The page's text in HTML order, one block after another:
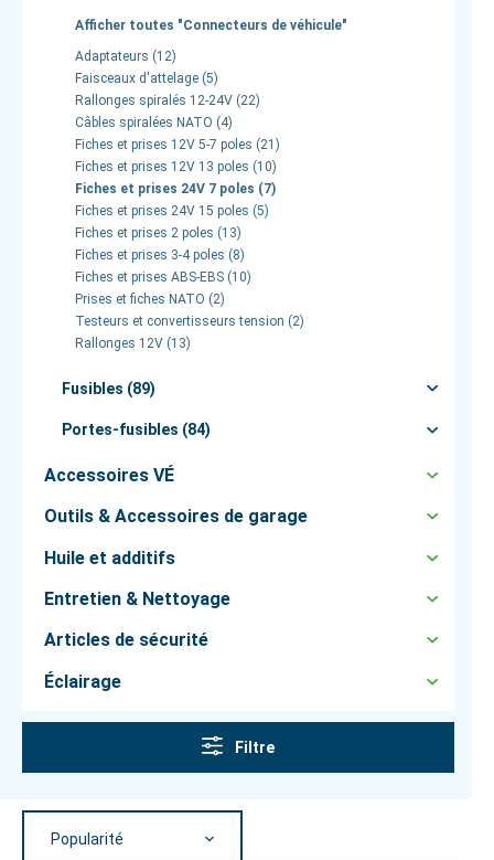
Afficher toutes "Connecteurs de véhicule"
Adaptateurs (12)
Faisceaux d'attelage (5)
Rallonges spiralés 12-24V (22)
Câbles spiralées NATO (4)
Fiches et prises 12V 5-7 poles (21)
Fiches et prises 12V 13 poles (10)
Fiches et prises 24V 7 poles (7)
Fiches et prises 24V 15 poles (5)
Fiches et prises 2 poles (13)
Fiches et prises 3-4 poles (8)
Fiches et prises ABS-EBS (10)
Prises et fiches NATO (2)
Testeurs et convertisseurs tension (2)
Rallonges 12V (13)
Fusibles (89)
Portes-fusibles (84)
Accessoires VÉ
Outils & Accessoires de garage
Huile et additifs
Entretien & Nettoyage
Articles de sécurité
Éclairage
Filtre